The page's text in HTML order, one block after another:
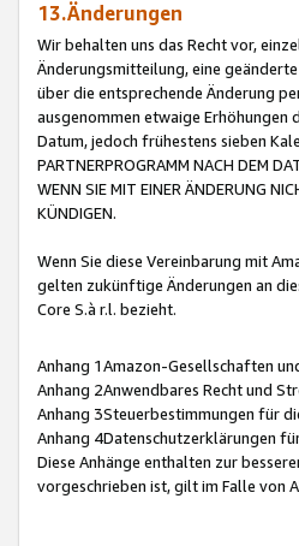
13.Änderungen
Wir behalten uns das Recht vor,
Änderungsmitteilung, eine
über die entsprechende Änderung
ausgenommen etwaige
Datum, jedoch frühestens sieben
PARTNERPROGRAMM NACH DEM
WENN SIE MIT EINER ÄNDERUNG
KÜNDIGEN.
Wenn Sie diese Vereinbarung mit
gelten zukünftige Änderungen an
Core S.à r.l. bezieht.
Anhang 1Amazon-Gesellschaften
Anhang 2Anwendbares Recht und
Anhang 3Steuerbestimmungen für
Anhang 4Datenschutzerklärungen
Diese Anhänge enthalten zur
vorgeschrieben ist, gilt im Falle von